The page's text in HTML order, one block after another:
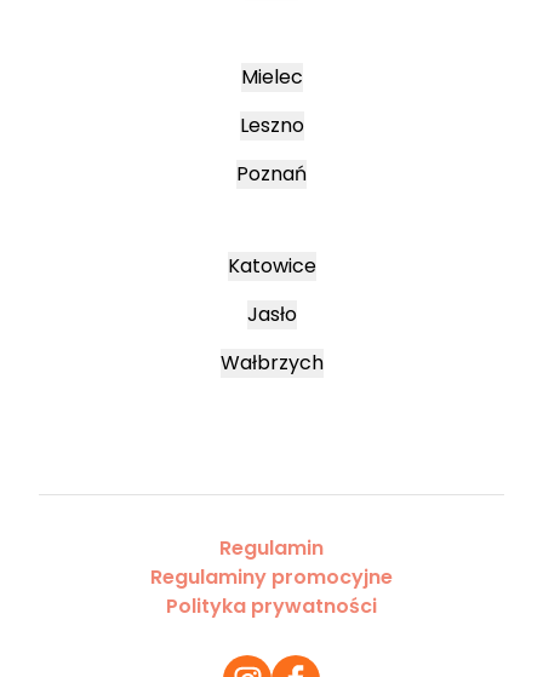
Mielec
Leszno
Poznań
Katowice
Jasło
Wałbrzych
Regulamin
Regulaminy promocyjne
Polityka prywatności